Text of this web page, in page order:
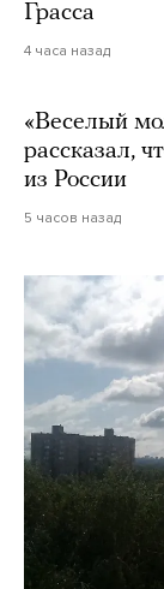
Грасса
4 часа назад
«Веселый
рассказал,
из России
5 часов назад